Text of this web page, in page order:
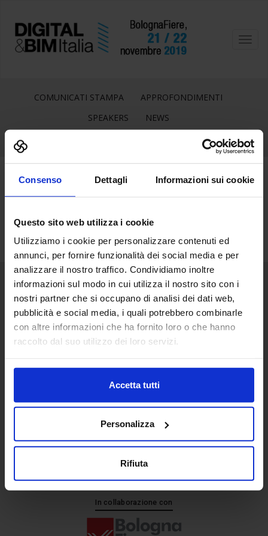
Consenso Dettagli Informazioni sui cookie
Questo sito web utilizza i cookie
Utilizziamo i cookie per personalizzare contenuti ed
annunci, per fornire funzionalità dei social media e per
analizzare il nostro traffico. Condividiamo inoltre
informazioni sul modo in cui utilizza il nostro sito con i
nostri partner che si occupano di analisi dei dati web,
pubblicità e social media, i quali potrebbero combinarle
con altre informazioni che ha fornito loro o che hanno
raccolto dal suo utilizzo dei loro servizi.
Accetta tutti
Personalizza
Rifiuta
COMUNICATI STAMPA
APPROFONDIMENTI
SPEAKERS
NEWS
Senaf srl
+ 39 051.325511
+ 39 02.332039460
In collaborazione con